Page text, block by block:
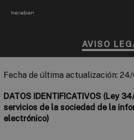
AVISO
Fecha de última actualización:
DATOS IDENTIFICATIVOS (Ley
servicios de la sociedad de la
electrónico)